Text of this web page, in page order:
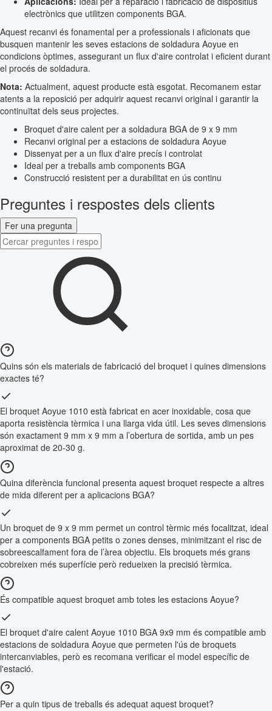
electrònics que utilitzen components BGA.
Aquest recanvi és fonamental per a professionals i aficionats que
busquen mantenir les seves estacions de soldadura Aoyue en
condicions òptimes, assegurant un flux d'aire controlat i eficient durant
el procés de soldadura.
Nota: Actualment, aquest producte està esgotat. Recomanem estar
atents a la reposició per adquirir aquest recanvi original i garantir la
continuïtat dels seus projectes.
Broquet d'aire calent per a soldadura BGA de 9 x 9 mm
Recanvi original per a estacions de soldadura Aoyue
Dissenyat per a un flux d'aire precís i controlat
Ideal per a treballs amb components BGA
Construcció resistent per a durabilitat en ús continu
Preguntes i respostes dels clients
Fer una pregunta
Quins són els materials de fabricació del broquet i quines dimensions
exactes té?
El broquet Aoyue 1010 està fabricat en acer inoxidable, cosa que
aporta resistència tèrmica i una llarga vida útil. Les seves dimensions
són exactament 9 mm x 9 mm a l’obertura de sortida, amb un pes
aproximat de 20-30 g.
Quina diferència funcional presenta aquest broquet respecte a altres
de mida diferent per a aplicacions BGA?
Un broquet de 9 x 9 mm permet un control tèrmic més focalitzat, ideal
per a components BGA petits o zones denses, minimitzant el risc de
sobreescalfament fora de l’àrea objectiu. Els broquets més grans
cobreixen més superfície però redueixen la precisió tèrmica.
És compatible aquest broquet amb totes les estacions Aoyue?
El broquet d'aire calent Aoyue 1010 BGA 9x9 mm és compatible amb
estacions de soldadura Aoyue que permeten l'ús de broquets
intercanviables, però es recomana verificar el model específic de
l'estació.
Per a quin tipus de treballs és adequat aquest broquet?